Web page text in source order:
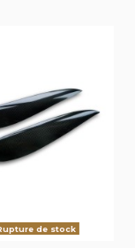
de stock